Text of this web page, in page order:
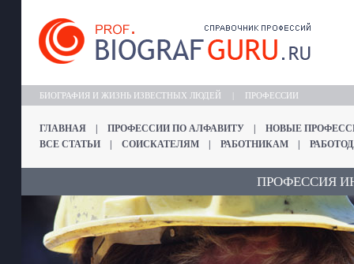
БИОГРАФИЯ И ЖИЗНЬ ИЗВЕСТНЫХ ЛЮДЕЙ ПРОФЕССИИ
ГЛАВНАЯ ПРОФЕССИИ ПО АЛФАВИТУ
НОВЫЕ
ВСЕ СТАТЬИ
СОИСКАТЕЛЯМ РАБОТНИКАМ
ПРОФЕССИЯ